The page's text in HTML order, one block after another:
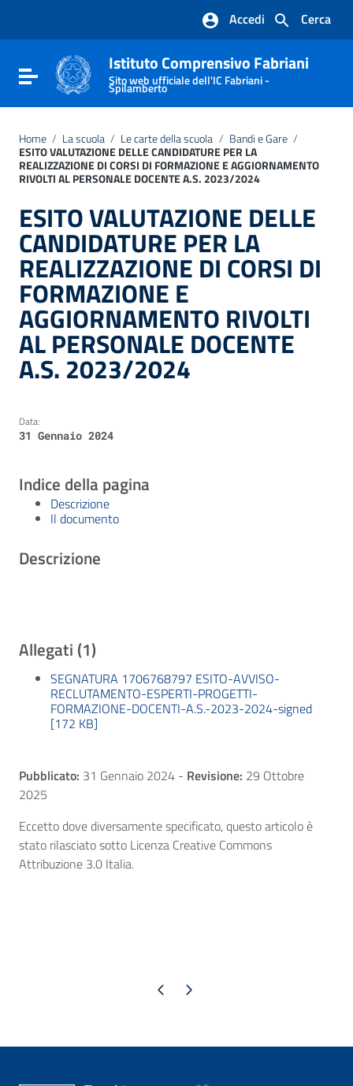
Vai al footer
Cerca
Accedi
Attiva / disattiva la navigazione
Istituto Comprensivo Fabriani
Sito web ufficiale dell'IC Fabriani -
Spilamberto
Home / La scuola / Le carte della scuola / Bandi e Gare /
ESITO VALUTAZIONE DELLE CANDIDATURE PER LA
REALIZZAZIONE DI CORSI DI FORMAZIONE E AGGIORNAMENTO
RIVOLTI AL PERSONALE DOCENTE A.S. 2023/2024
ESITO VALUTAZIONE DELLE
CANDIDATURE PER LA
REALIZZAZIONE DI CORSI DI
FORMAZIONE E
AGGIORNAMENTO RIVOLTI
AL PERSONALE DOCENTE
A.S. 2023/2024
Data:
31 Gennaio 2024
Indice della pagina
Descrizione
Il documento
Descrizione
Allegati (1)
SEGNATURA 1706768797 ESITO-AVVISO-
RECLUTAMENTO-ESPERTI-PROGETTI-
FORMAZIONE-DOCENTI-A.S.-2023-2024-signed
[172 KB]
Pubblicato: 31 Gennaio 2024 - Revisione: 29 Ottobre
2025
Eccetto dove diversamente specificato, questo articolo è
stato rilasciato sotto Licenza Creative Commons
Attribuzione 3.0 Italia.
Pagina precedente
Pagina successiva